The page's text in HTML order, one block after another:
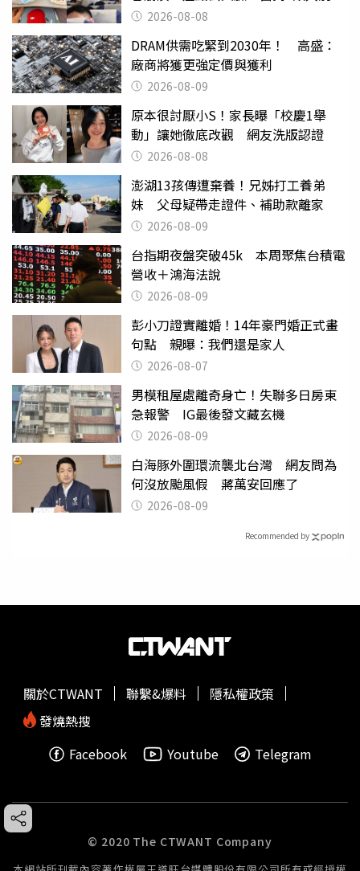
喝 2026-08-08
DRAM供需吃緊到2030年！ 高盛：
廠商將獲更強定價與獲利
2026-08-09
原本很討厭小S！家長曝「校慶1舉
動」讓她徹底改觀 網友洗版認證
2026-08-08
澎湖13孩傳遭棄養！兄姊打工養弟
妹 父母疑帶走證件、補助款離家
2026-08-09
台指期夜盤突破45k 本周聚焦台積電
營收＋鴻海法說
2026-08-09
彭小刀證實離婚！14年豪門婚正式畫
句點 親曝：我們還是家人
2026-08-07
男模租屋處離奇身亡！失聯多日房東
急報警 IG最後發文藏玄機
2026-08-09
白海豚外圍環流襲北台灣 網友問為
何沒放颱風假 蔣萬安回應了
2026-08-09
Recommended by
關於CTWANT 聯繫&爆料
隱私權政策
發燒熱搜
Facebook
Youtube Telegram
© 2020 The CTWANT Company